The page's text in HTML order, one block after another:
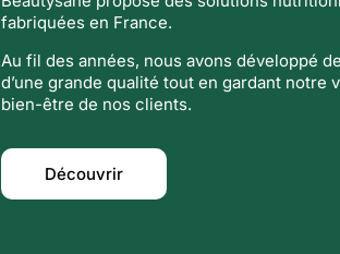
fabriquées en France.
Au fil des années, nous avons développé
d’une grande qualité tout en gardant notre
bien-être de nos clients.
Découvrir